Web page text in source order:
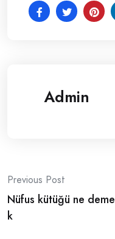
Admin
Post
navigation
Previous Post
Nüfus kütüğü ne deme
k